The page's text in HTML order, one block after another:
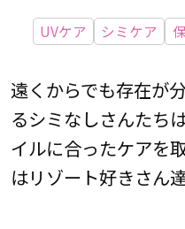
UVケア シミケア
遠くからでも存在が
るシミなしさんたち
イルに合ったケアを
はリゾート好きさん